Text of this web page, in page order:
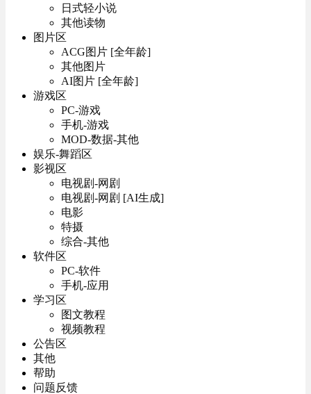
日式轻小说
其他读物
图片区
ACG图片 [全年龄]
其他图片
AI图片 [全年龄]
游戏区
PC-游戏
手机-游戏
MOD-数据-其他
娱乐-舞蹈区
影视区
电视剧-网剧
电视剧-网剧 [AI生成]
电影
特摄
综合-其他
软件区
PC-软件
手机-应用
学习区
图文教程
视频教程
公告区
其他
帮助
问题反馈